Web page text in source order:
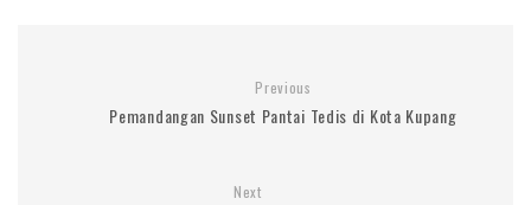
Previous
Pemandangan Sunset Pantai Tedis di Kota Kupang
Next